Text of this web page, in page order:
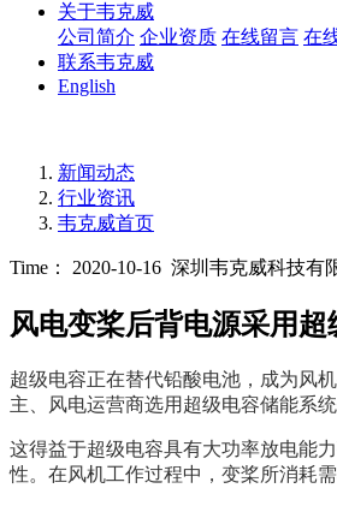
关于韦克威
公司简介 企业资质 在线留言 在
联系韦克威
English
新闻动态
行业资讯
韦克威首页
Time： 2020-10-16 深圳韦克威科技有
风电变桨后背电源采用
超级电容正在替代铅酸电池，成为风
主、风电运营商选用超级电容储能系
这得益于超级电容具有大功率放电能
性。在风机工作过程中，变桨所消耗